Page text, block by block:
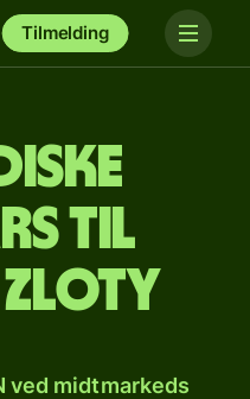
Tilmelding
til
zloty
ved midtmarkeds